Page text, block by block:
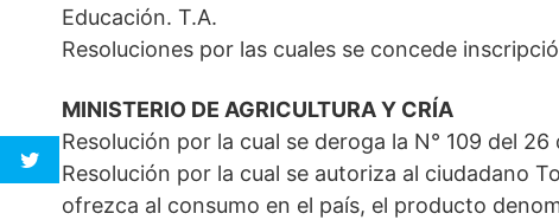
Educación. T.A.
Resoluciones por las cuales se concede
MINISTERIO DE AGRICULTURA Y CRÍA
Resolución por la cual se deroga la N° 109 del 26
Resolución por la cual se autoriza al ciudadano
ofrezca al consumo en el país, el producto